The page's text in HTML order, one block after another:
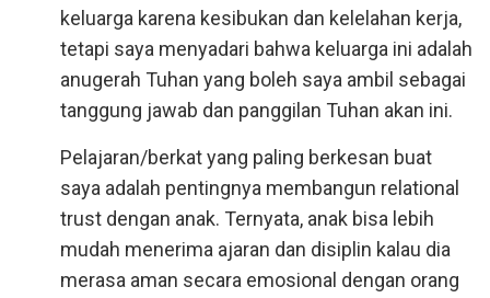
keluarga karena kesibukan dan kelelahan kerja,
tetapi saya menyadari bahwa keluarga ini adalah
anugerah Tuhan yang boleh saya ambil sebagai
tanggung jawab dan panggilan Tuhan akan ini.
Pelajaran/berkat yang paling berkesan buat
saya adalah pentingnya membangun relational
trust dengan anak. Ternyata, anak bisa lebih
mudah menerima ajaran dan disiplin kalau dia
merasa aman secara emosional dengan orang